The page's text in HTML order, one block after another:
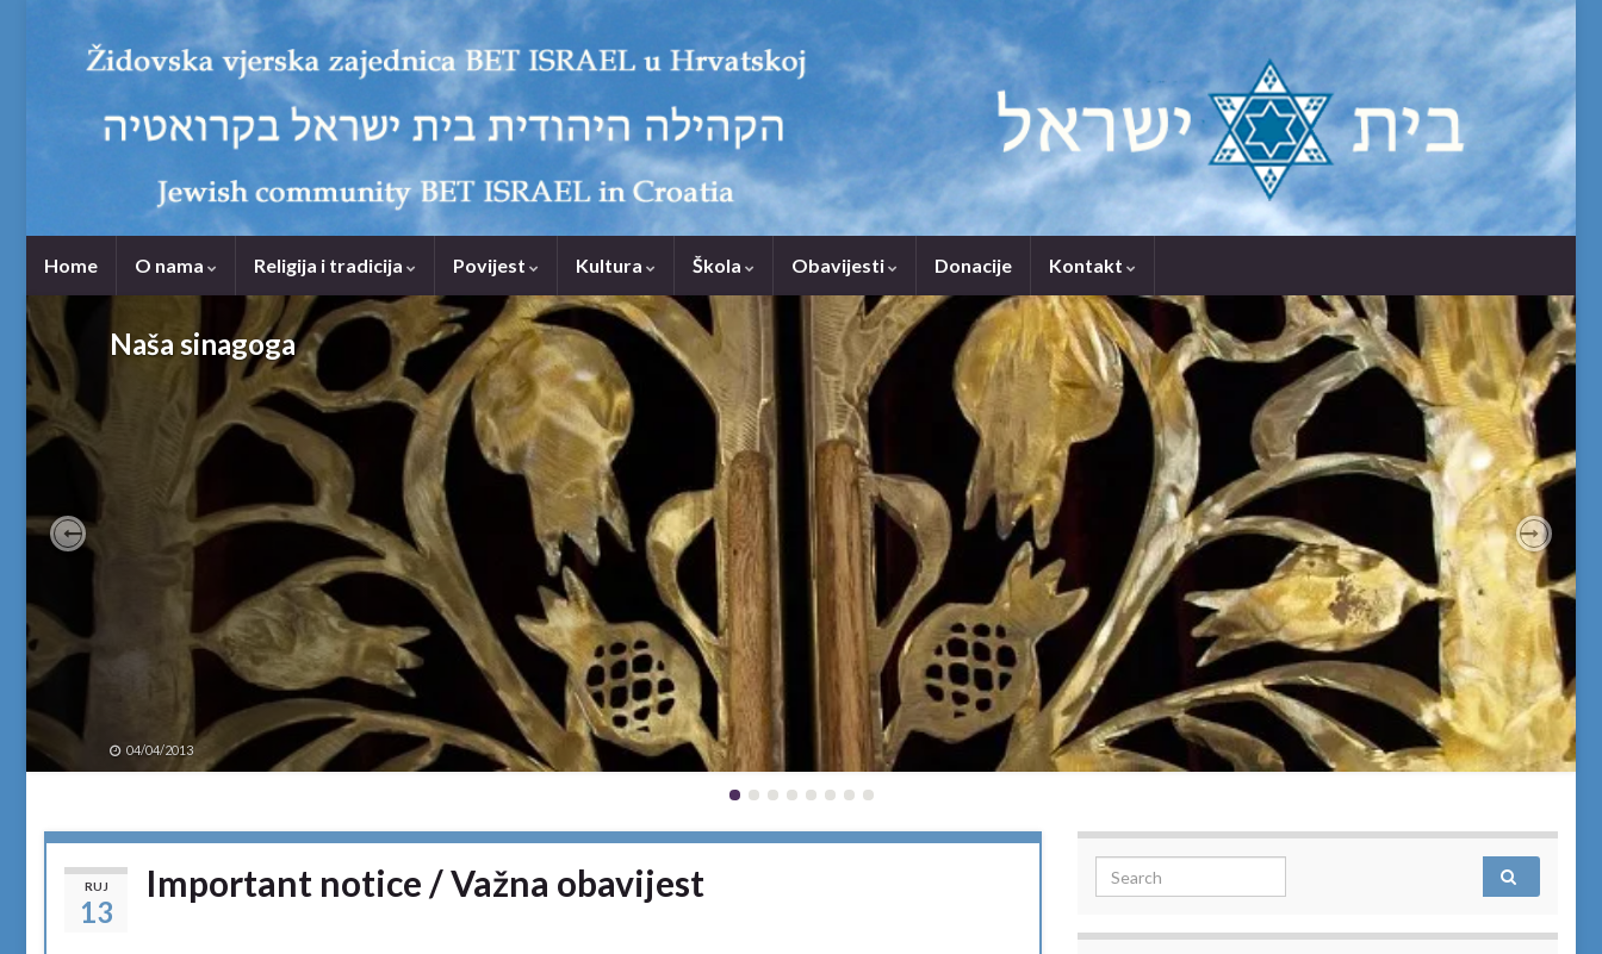
Home O nama Religija i tradicija Povijest Kultura Škola Obavijesti Donacije Kontakt
Naša sinagoga
04/04/2013
Next
RUJ
13
Important notice / Važna obavijest Search for: